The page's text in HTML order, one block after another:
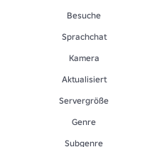
Besuche
Sprachchat
Kamera
Aktualisiert
Servergröße
Genre
Sub­gen­re